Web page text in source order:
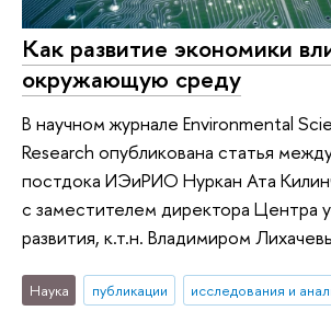
Как развитие экономики
окружающую среду
В научном журнале Environmental
Research опубликована статья
постдока ИЭиРИО Нуркан Ата
с заместителем директора Центра
развития, к.т.н. Владимиром
Наука публикации исследования и